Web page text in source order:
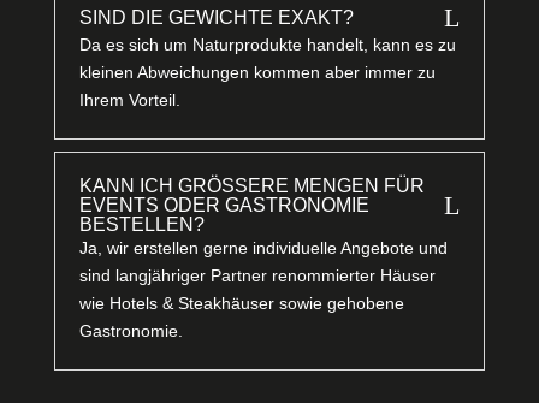
SIND DIE GEWICHTE EXAKT? L
Da es sich um Naturprodukte handelt, kann es zu
kleinen Abweichungen kommen aber immer zu
Ihrem Vorteil.
KANN ICH GRÖSSERE MENGEN FÜR E
VENTS ODER GASTRONOMIE B
ESTELLEN?
L
Ja, wir erstellen gerne individuelle Angebote und
sind langjähriger Partner renommierter Häuser
wie Hotels & Steakhäuser sowie gehobene
Gastronomie.